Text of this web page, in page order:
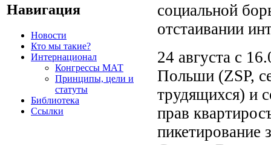
Навигация
Новости
Кто мы такие?
Интернационал
Конгрессы МАТ
Принципы, цели и
статуты
Библиотека
Ссылки
социальной
отстаивании
24 августа с
Польши (ZSP,
трудящихся) и
прав
пикетирование